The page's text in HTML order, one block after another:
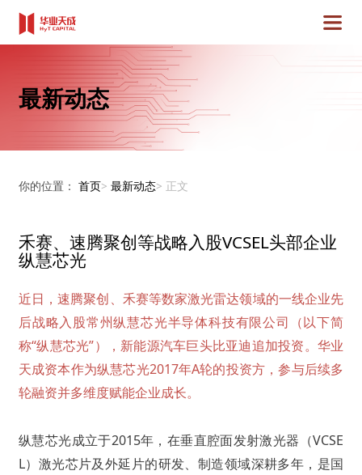
最新动态
你的位置： 首页> 最新动态> 正文
禾赛、速腾聚创等战略入股VCSEL头部企业
纵慧芯光
近日，速腾聚创、禾赛等数家激光雷达领域的一线企业先
后战略入股常州纵慧芯光半导体科技有限公司（以下简
称“纵慧芯光”），新能源汽车巨头比亚迪追加投资。华业
天成资本作为纵慧芯光2017年A轮的投资方，参与后续多
轮融资并多维度赋能企业成长。
纵慧芯光成立于2015年，在垂直腔面发射激光器（VCSE
L）激光芯片及外延片的研发、制造领域深耕多年，是国